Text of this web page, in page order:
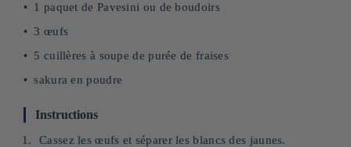
1 paquet de Pavesini ou de boudoirs
3 œufs
5 cuillères à soupe de purée de fraises
sakura en poudre
Instructions
Cassez les œufs et séparer les blancs des jaunes.